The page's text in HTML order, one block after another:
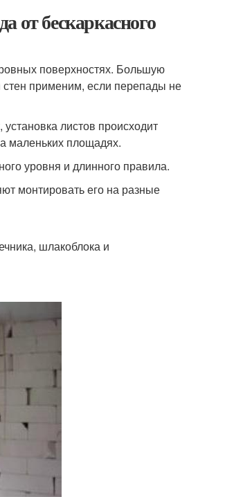
от бескаркасного
поверхностях. Большую
стен применим, если перепады не
листов происходит
маленьких площадях.
уровня и длинного правила.
монтировать его на разные
шлакоблока и